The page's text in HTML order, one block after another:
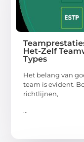
Het-Zelf
Types
Het belang van
team is evident.
richtlijnen,
...